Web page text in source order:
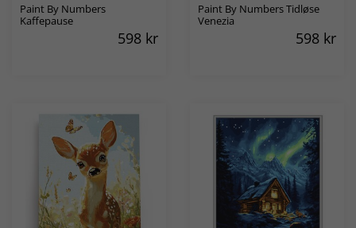
Paint By Numbers
Kaffepause
598 kr
Paint By Numbers Tidløse
Venezia
598 kr